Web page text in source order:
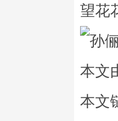
望花
本文
本文